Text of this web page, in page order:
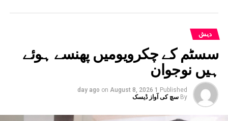
دیش
سسٹم کے چکرویومیں پھنسے ہوئے
ہیں نوجوان
Published
1 day ago
on August 8, 2026
By سچ کی آواز ڈیسک